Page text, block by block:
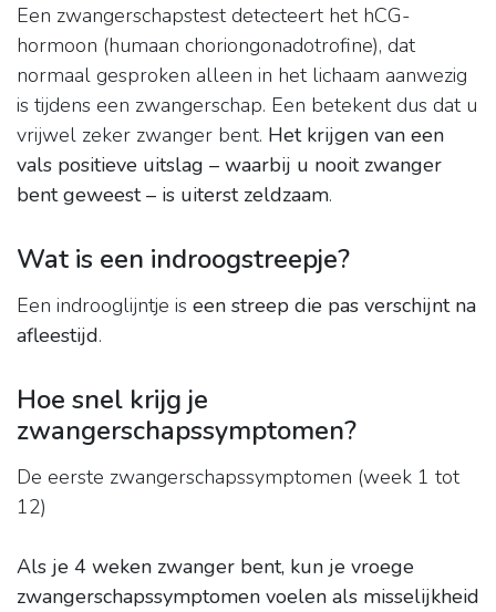
Een zwangerschapstest detecteert het hCG-
hormoon (humaan choriongonadotrofine), dat
normaal gesproken alleen in het lichaam aanwezig
is tijdens een zwangerschap. Een betekent dus dat u
vrijwel zeker zwanger bent. Het krijgen van een
vals positieve uitslag – waarbij u nooit zwanger
bent geweest – is uiterst zeldzaam.
Wat is een indroogstreepje?
Een indrooglijntje is een streep die pas verschijnt na
afleestijd.
Hoe snel krijg je
zwangerschapssymptomen?
De eerste zwangerschapssymptomen (week 1 tot
12)
Als je 4 weken zwanger bent, kun je vroege
zwangerschapssymptomen voelen als misselijkheid